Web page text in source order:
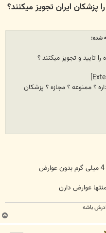
تایید و تجویز میکنند ؟
؟ ممنوعه ؟ مجازه ؟ پزشکان
عوارض دارن
باشه